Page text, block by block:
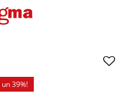
39